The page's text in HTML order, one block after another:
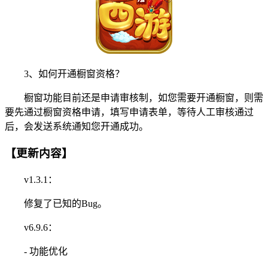
3、如何开通橱窗资格？
橱窗功能目前还是申请审核制，如您需要开通橱窗，则需
要先通过橱窗资格申请，填写申请表单，等待人工审核通过
后，会发送系统通知您开通成功。
【更新内容】
v1.3.1：
修复了已知的Bug。
v6.9.6：
- 功能优化